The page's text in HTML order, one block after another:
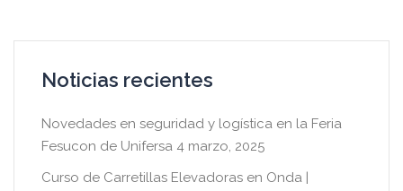
Noticias recientes
Novedades en seguridad y logística en la Feria
Fesucon de Unifersa 4 marzo, 2025
Curso de Carretillas Elevadoras en Onda |